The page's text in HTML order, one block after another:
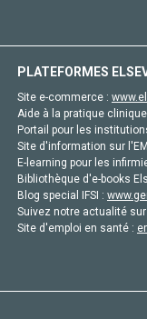
PLATEFORMES
Site e-commerce :
Aide à la pratique
Portail pour les
Site d'information sur
E-learning pour les
Bibliothèque d'e-books
Blog special IFSI :
Suivez notre actualité
Site d'emploi en santé :